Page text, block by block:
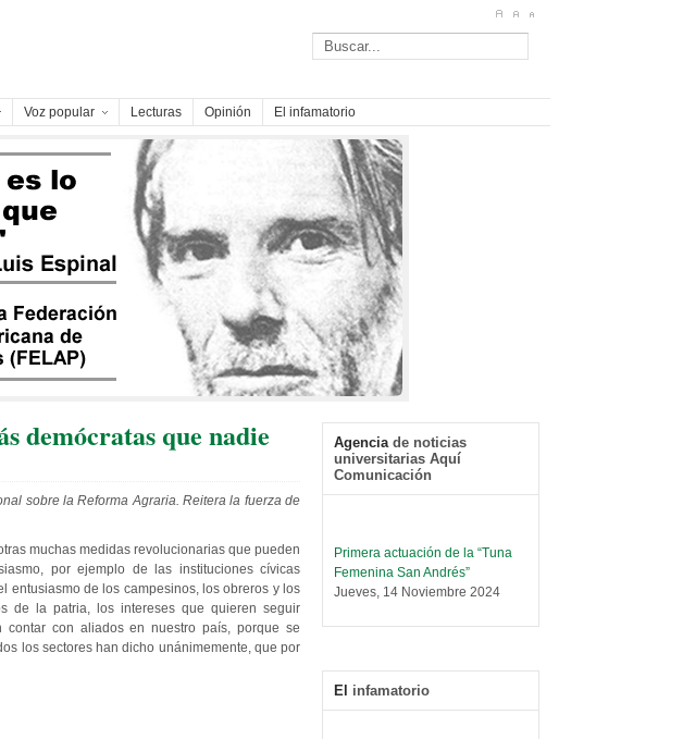
Voz popular Lecturas Opinión El infamatorio
demócratas que nadie
sobre la Reforma Agraria. Reitera la fuerza de
muchas medidas revolucionarias que pueden
por ejemplo de las instituciones cívicas
entusiasmo de los campesinos, los obreros y los
de la patria, los intereses que quieren seguir
con aliados en nuestro país, porque se
los sectores han dicho unánimemente, que por
Agencia de noticias
universitarias Aquí
Comunicación
Primera actuación de la “Tuna
Femenina San Andrés”
Jueves, 14 Noviembre 2024
Leer Más...
tráfico de personas
El infamatorio